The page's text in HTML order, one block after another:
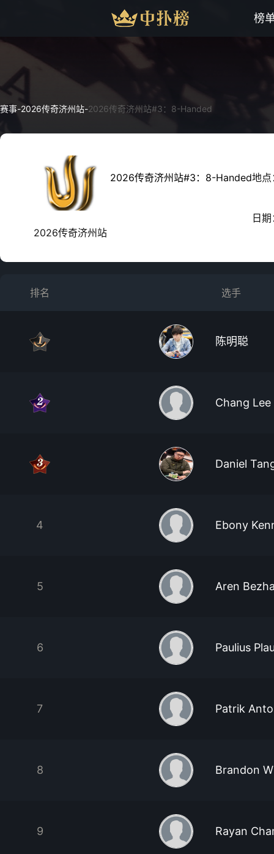
榜
赛事-2026传奇济州站-2026传奇济州站#3：8-Handed
2026传奇济州站
2026传奇济州站#3：8-Handed地点
日
排名 选手
陈明聪
Chang Lee
Daniel
4 Ebony
5 Aren
6 Paulius
7 Patrik
8 Brandon
9 Rayan